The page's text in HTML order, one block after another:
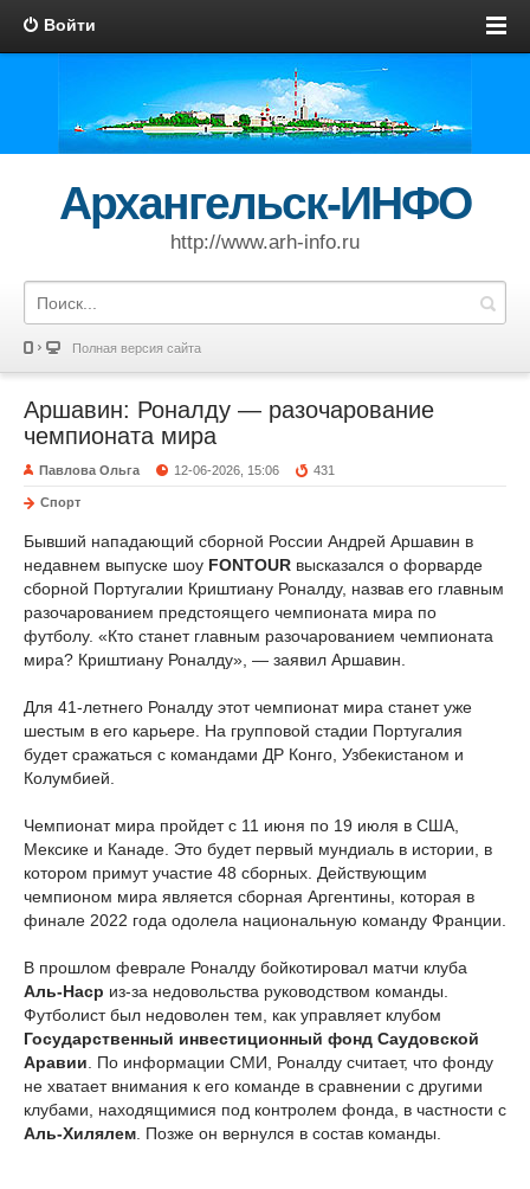
Войти
Архангельск-ИНФО
http://www.arh-info.ru
Полная версия сайта
Аршавин: Роналду — разочарование
чемпионата мира
Павлова Ольга 12-06-2026, 15:06 431
Спорт
Бывший нападающий сборной России Андрей Аршавин в
недавнем выпуске шоу FONTOUR высказался о форварде
сборной Португалии Криштиану Роналду, назвав его главным
разочарованием предстоящего чемпионата мира по
футболу. «Кто станет главным разочарованием чемпионата
мира? Криштиану Роналду», — заявил Аршавин.
Для 41-летнего Роналду этот чемпионат мира станет уже
шестым в его карьере. На групповой стадии Португалия
будет сражаться с командами ДР Конго, Узбекистаном и
Колумбией.
Чемпионат мира пройдет с 11 июня по 19 июля в США,
Мексике и Канаде. Это будет первый мундиаль в истории, в
котором примут участие 48 сборных. Действующим
чемпионом мира является сборная Аргентины, которая в
финале 2022 года одолела национальную команду Франции.
В прошлом феврале Роналду бойкотировал матчи клуба
Аль-Наср из-за недовольства руководством команды.
Футболист был недоволен тем, как управляет клубом
Государственный инвестиционный фонд Саудовской
Аравии . По информации СМИ, Роналду считает, что фонду
не хватает внимания к его команде в сравнении с другими
клубами, находящимися под контролем фонда, в частности с
Аль-Хилялем . Позже он вернулся в состав команды.